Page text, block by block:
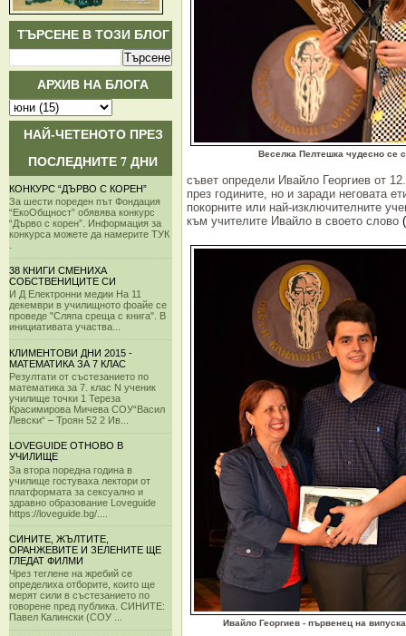
ТЪРСЕНЕ В ТОЗИ БЛОГ
АРХИВ НА БЛОГА
НАЙ-ЧЕТЕНОТО ПРЕЗ
ПОСЛЕДНИТЕ 7 ДНИ
КОНКУРС “ДЪРВО С КОРЕН”
За шести пореден път Фондация
“ЕкоОбщност” обявява конкурс
“Дърво с корен”. Информация за
конкурса можете да намерите ТУК
38 КНИГИ СМЕНИХА
СОБСТВЕНИЦИТЕ СИ
И Д Електронни медии На 11
декември в училищното фоайе се
проведе "Сляпа среща с книга". В
инициативата участва...
КЛИМЕНТОВИ ДНИ 2015 -
МАТЕМАТИКА ЗА 7 КЛАС
Резултати от състезанието по
математика за 7. клас N ученик
училище точки 1 Тереза
Красимирова Мичева СОУ“Васил
Левски“ – Троян 52 2 Ив...
LOVEGUIDE ОТНОВО В
УЧИЛИЩЕ
За втора поредна година в
училище гостуваха лектори от
платформата за сексуално и
здравно образование Loveguide
https://loveguide.bg/....
СИНИТЕ, ЖЪЛТИТЕ,
ОРАНЖЕВИТЕ И ЗЕЛЕНИТЕ ЩЕ
ГЛЕДАТ ФИЛМИ
Чрез теглене на жребий се
определиха отборите, които ще
мерят сили в състезанието по
говорене пред публика. СИНИТЕ:
Павел Калински (СОУ ...
Веселка Пелтешка чудесно се
съвет определи Ивайло Георгиев от
през годините, но и заради неговата
покорните или най-изключителните
към учителите Ивайло в своето слово
Ивайло Георгиев - първенец на випуска